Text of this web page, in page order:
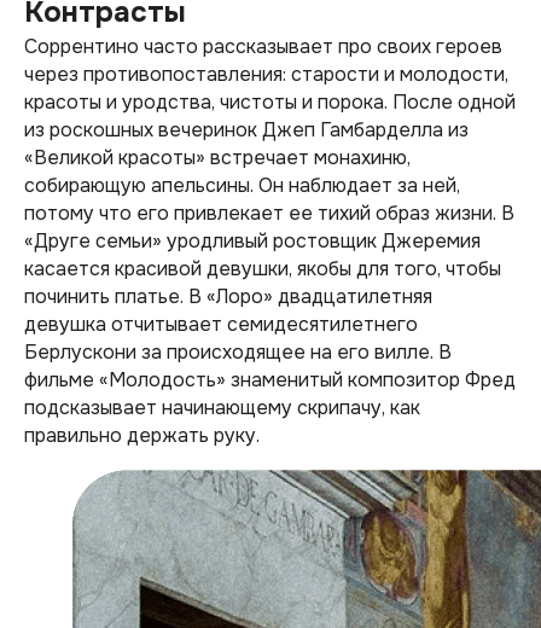
Контрасты
Соррентино часто рассказывает про своих героев
через противопоставления: старости и молодости,
красоты и уродства, чистоты и порока. После одной
из роскошных вечеринок Джеп Гамбарделла из
«Великой красоты» встречает монахиню,
собирающую апельсины. Он наблюдает за ней,
потому что его привлекает ее тихий образ жизни. В
«Друге семьи» уродливый ростовщик Джеремия
касается красивой девушки, якобы для того, чтобы
починить платье. В «Лоро» двадцатилетняя
девушка отчитывает семидесятилетнего
Берлускони за происходящее на его вилле. В
фильме «Молодость» знаменитый композитор Фред
подсказывает начинающему скрипачу, как
правильно держать руку.